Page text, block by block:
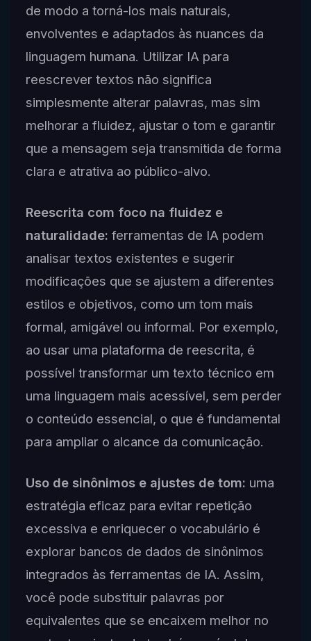
de modo a torná-los mais naturais,
envolventes e adaptados às nuances da
linguagem humana. Utilizar IA para
reescrever textos não significa
simplesmente alterar palavras, mas sim
melhorar a fluidez, ajustar o tom e garantir
que a mensagem seja transmitida de forma
clara e atrativa ao público-alvo.
Reescrita com foco na fluidez e
naturalidade: ferramentas de IA podem
analisar textos existentes e sugerir
modificações que se ajustem a diferentes
estilos e objetivos, como um tom mais
formal, amigável ou informal. Por exemplo,
ao usar uma plataforma de reescrita, é
possível transformar um texto técnico em
uma linguagem mais acessível, sem perder
o conteúdo essencial, o que é fundamental
para ampliar o alcance da comunicação.
Uso de sinônimos e ajustes de tom: uma
estratégia eficaz para evitar repetição
excessiva e enriquecer o vocabulário é
explorar bancos de dados de sinônimos
integrados às ferramentas de IA. Assim,
você pode substituir palavras por
equivalentes que se encaixem melhor no